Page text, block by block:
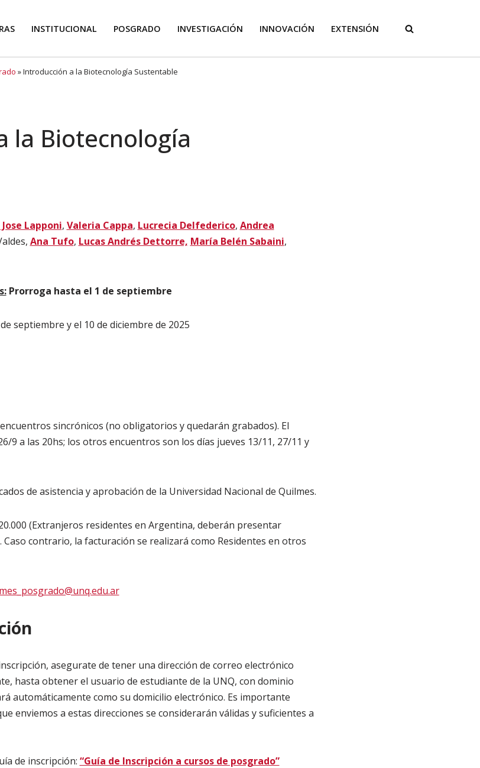
INSTITUCIONAL POSGRADO INVESTIGACIÓN INNOVACIÓN EXTENSIÓN
»Introducción a la Biotecnología Sustentable
la Biotecnología
Lapponi, Valeria Cappa, Lucrecia Delfederico, Andrea
Ana Tufo, Lucas Andrés Dettorre, María Belén Sabaini,
Prorroga hasta el 1 de septiembre
septiembre y el 10 de diciembre de 2025
sincrónicos (no obligatorios y quedarán grabados). El
9 a las 20hs; los otros encuentros son los días jueves 13/11, 27/11 y
de asistencia y aprobación de la Universidad Nacional de Quilmes.
(Extranjeros residentes en Argentina, deberán presentar
Caso contrario, la facturación se realizará como Residentes en otros
asegurate de tener una dirección de correo electrónico
hasta obtener el usuario de estudiante de la UNQ, con dominio
automáticamente como su domicilio electrónico. Es importante
enviemos a estas direcciones se considerarán válidas y suficientes a
de inscripción: “Guía de Inscripción a cursos de posgrado”